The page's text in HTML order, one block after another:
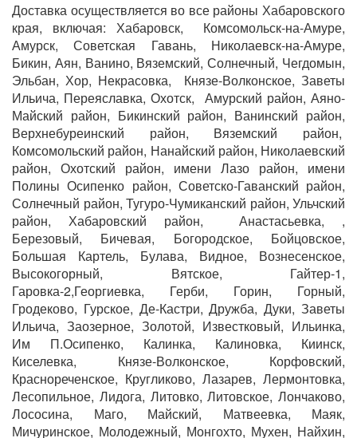
Доставка осуществляется во все районы Хабаровского
края, включая: Хабаровск, Комсомольск-на-Амуре,
Амурск, Советская Гавань, Николаевск-на-Амуре,
Бикин, Аян, Ванино, Вяземский, Солнечный, Чегдомын,
Эльбан, Хор, Некрасовка, Князе-Волконское, Заветы
Ильича, Переяславка, Охотск, Амурский район, Аяно-
Майский район, Бикинский район, Ванинский район,
Верхнебуреинский район, Вяземский район,
Комсомольский район, Нанайский район, Николаевский
район, Охотский район, имени Лазо район, имени
Полины Осипенко район, Советско-Гаванский район,
Солнечный район, Тугуро-Чумиканский район, Ульчский
район, Хабаровский район, Анастасьевка, ,
Березовый, Бичевая, Богородское, Бойцовское,
Большая Картель, Булава, Видное, Вознесенское,
Высокогорный, Вятское, Гайтер-1,
Гаровка-2,Георгиевка, Герби, Горин, Горный,
Гродеково, Гурское, Де-Кастри, Дружба, Дуки, Заветы
Ильича, Заозерное, Золотой, Известковый, Ильинка,
Им П.Осипенко, Калинка, Калиновка, Киинск,
Киселевка, Князе-Волконское, Корфовский,
Краснореченское, Кругликово, Лазарев, Лермонтовка,
Лесопильное, Лидога, Литовко, Литовское, Лончаково,
Лососина, Маго, Майский, Матвеевка, Маяк,
Мичуринское, Молодежный, Монгохто, Мухен, Найхин,